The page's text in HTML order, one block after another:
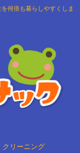
何倍も暮らしやすくしま
クリーニング